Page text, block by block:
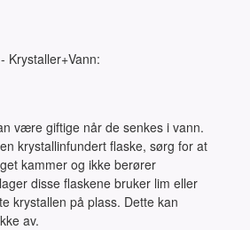
Krystaller+Vann:
være giftige når de senkes i vann.
krystallinfundert flaske, sørg for at
kammer og ikke berører
disse flaskene bruker lim eller
krystallen på plass. Dette kan
av.